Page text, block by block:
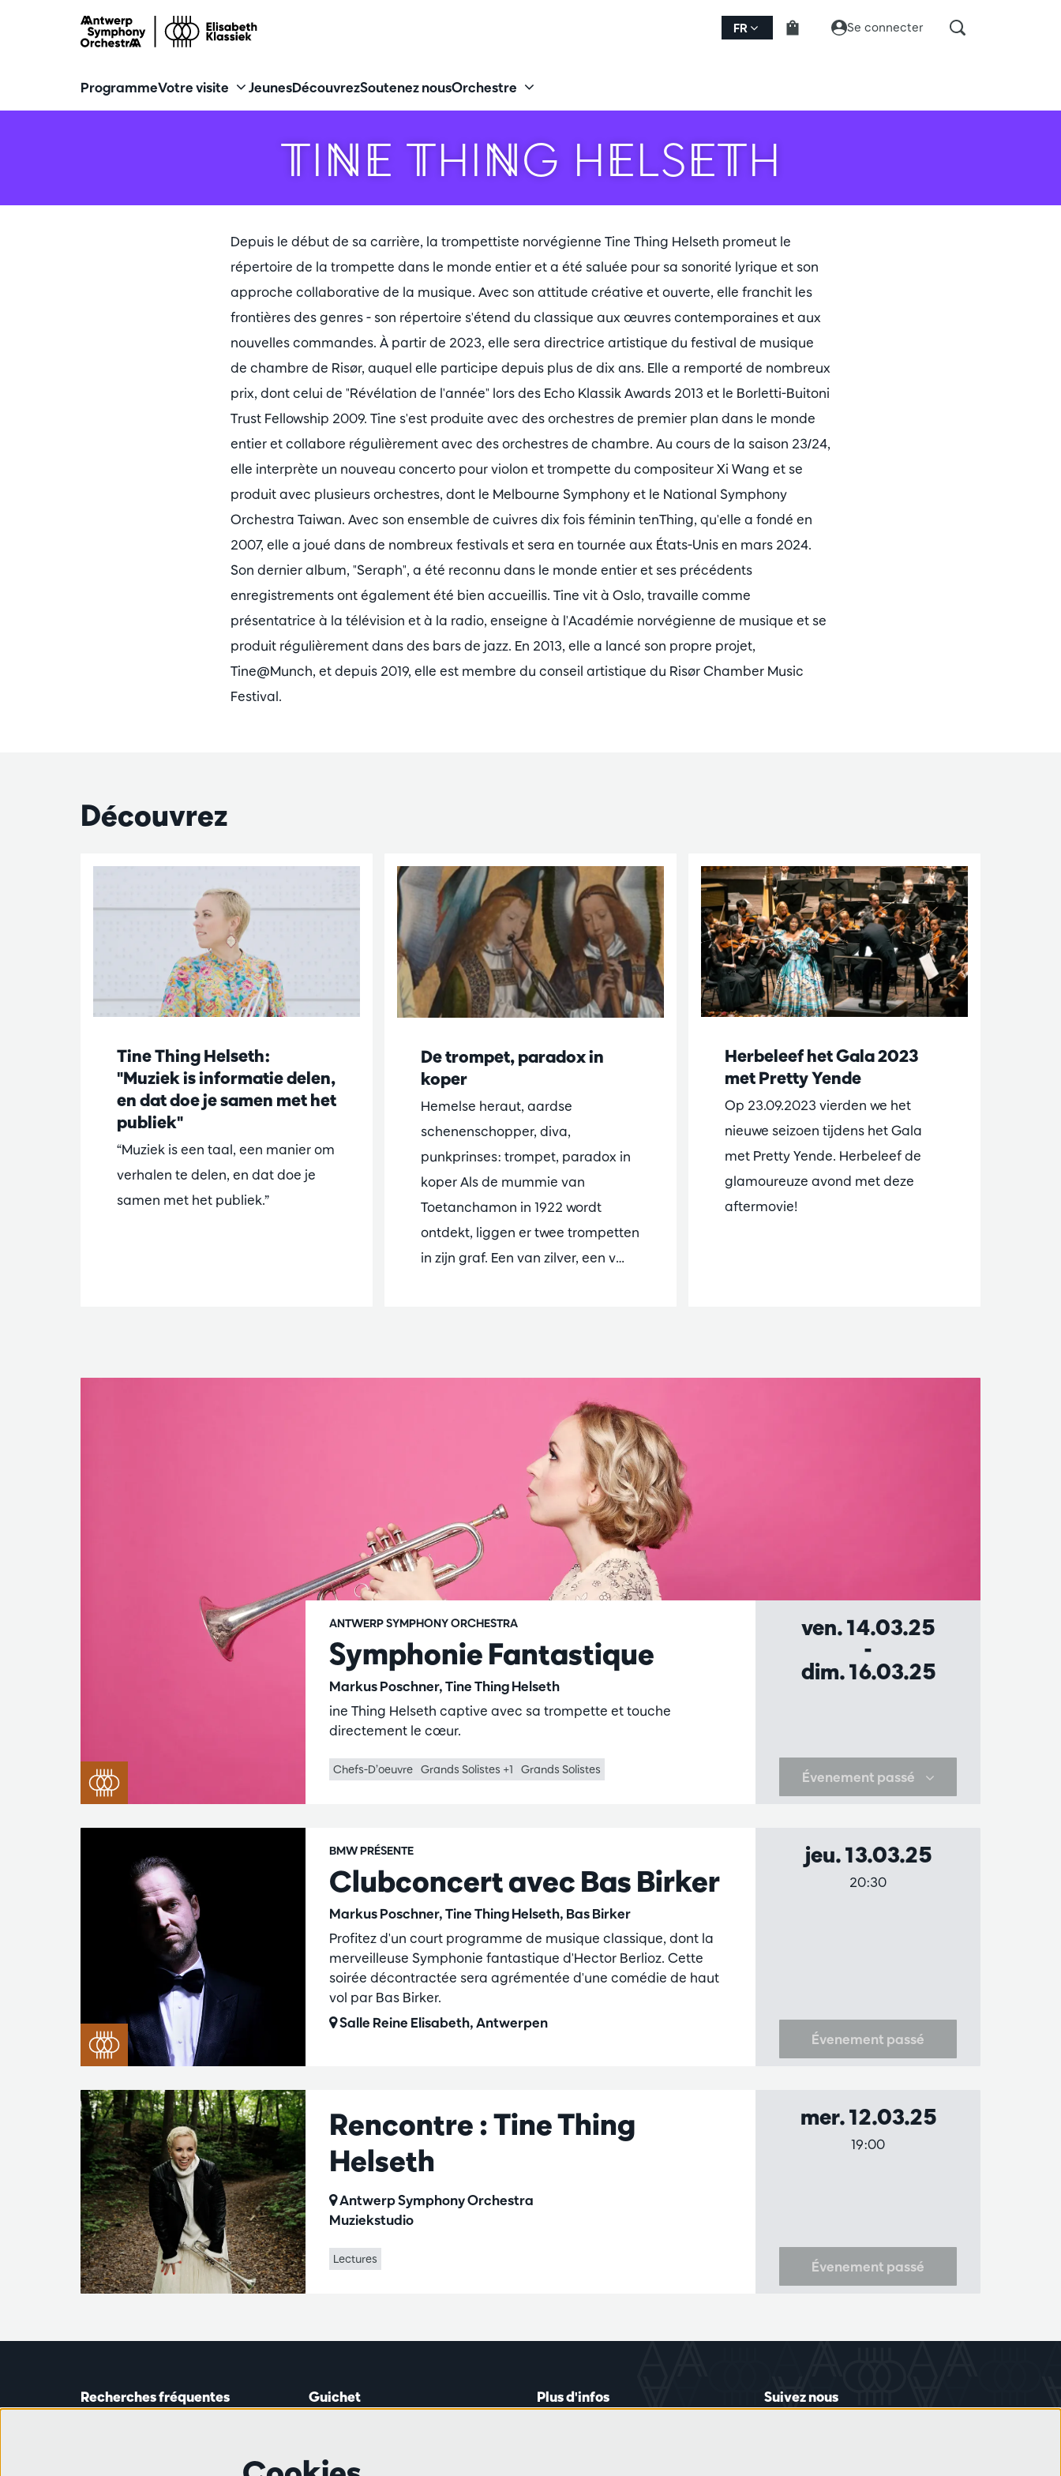
FR Se connecter
ProgrammeVotre visite JeunesDécouvrezSoutenez nousOrchestre
TINE THING HELSETH
Depuis le début de sa carrière, la trompettiste norvégienne Tine Thing Helseth promeut le
répertoire de la trompette dans le monde entier et a été saluée pour sa sonorité lyrique et son
approche collaborative de la musique. Avec son attitude créative et ouverte, elle franchit les
frontières des genres - son répertoire s'étend du classique aux œuvres contemporaines et aux
nouvelles commandes. À partir de 2023, elle sera directrice artistique du festival de musique
de chambre de Risør, auquel elle participe depuis plus de dix ans. Elle a remporté de nombreux
prix, dont celui de "Révélation de l'année" lors des Echo Klassik Awards 2013 et le Borletti-Buitoni
Trust Fellowship 2009. Tine s'est produite avec des orchestres de premier plan dans le monde
entier et collabore régulièrement avec des orchestres de chambre. Au cours de la saison 23/24,
elle interprète un nouveau concerto pour violon et trompette du compositeur Xi Wang et se
produit avec plusieurs orchestres, dont le Melbourne Symphony et le National Symphony
Orchestra Taiwan. Avec son ensemble de cuivres dix fois féminin tenThing, qu'elle a fondé en
2007, elle a joué dans de nombreux festivals et sera en tournée aux États-Unis en mars 2024.
Son dernier album, "Seraph", a été reconnu dans le monde entier et ses précédents
enregistrements ont également été bien accueillis. Tine vit à Oslo, travaille comme
présentatrice à la télévision et à la radio, enseigne à l'Académie norvégienne de musique et se
produit régulièrement dans des bars de jazz. En 2013, elle a lancé son propre projet,
Tine@Munch, et depuis 2019, elle est membre du conseil artistique du Risør Chamber Music
Festival.
Découvrez
Tine Thing Helseth:
"Muziek is informatie delen,
en dat doe je samen met het
publiek"
“Muziek is een taal, een manier om
verhalen te delen, en dat doe je
samen met het publiek.”
De trompet, paradox in
koper
Hemelse heraut, aardse
schenenschopper, diva,
punkprinses: trompet, paradox in
koper Als de mummie van
Toetanchamon in 1922 wordt
ontdekt, liggen er twee trompetten
in zijn graf. Een van zilver, een v…
Herbeleef het Gala 2023
met Pretty Yende
Op 23.09.2023 vierden we het
nieuwe seizoen tijdens het Gala
met Pretty Yende. Herbeleef de
glamoureuze avond met deze
aftermovie!
Symphonie Fantastique
Markus Poschner, Tine Thing Helseth
ANTWERP SYMPHONY ORCHESTRA
ine Thing Helseth captive avec sa trompette et touche
directement le cœur.
Chefs-D’oeuvre Grands Solistes +1 Grands Solistes
ven. 14.03.25
-
dim. 16.03.25
Évenement passé
Clubconcert avec Bas Birker
Markus Poschner, Tine Thing Helseth, Bas Birker
BMW PRÉSENTE
Profitez d'un court programme de musique classique, dont la
merveilleuse Symphonie fantastique d'Hector Berlioz. Cette
soirée décontractée sera agrémentée d'une comédie de haut
vol par Bas Birker.
Salle Reine Elisabeth, Antwerpen
jeu. 13.03.25
20:30
Évenement passé
Rencontre : Tine Thing
Helseth
Antwerp Symphony Orchestra
Muziekstudio
Lectures
mer. 12.03.25
19:00
Évenement passé
Recherches fréquentes Guichet
de 14h00 à 16h45
Plus d'infos Suivez nous